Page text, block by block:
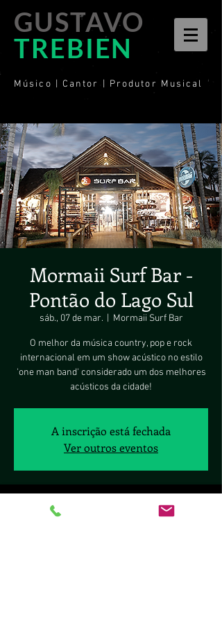
GUSTAVO
TREBIEN
Músico | Cantor | Produtor Musical
Mormaii Surf Bar -
Pontão do Lago Sul
sáb., 07 de mar.
  |
Mormaii Surf Bar
O melhor da música country, pop e rock
internacional em um show acústico no estilo
'one man band' considerado um dos melhores
acústicos da cidade!
A inscrição está fechada
Ver outros eventos
Horário e local